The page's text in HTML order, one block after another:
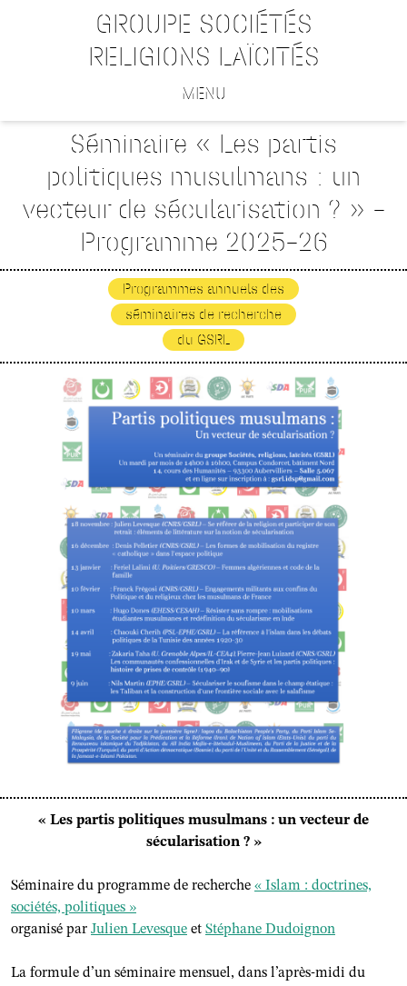
GROUPE SOCIÉTÉS
RELIGIONS LAÏCITÉS
MENU
Séminaire « Les partis
politiques musulmans : un
vecteur de sécularisation ? » –
Programme 2025-26
Programmes annuels des
séminaires de recherche
du GSRL
« Les partis politiques musulmans : un vecteur de
sécularisation ? »
Séminaire du programme de recherche « Islam : doctrines,
sociétés, politiques »
organisé par Julien Levesque et Stéphane Dudoignon
La formule d’un séminaire mensuel, dans l’après-midi du